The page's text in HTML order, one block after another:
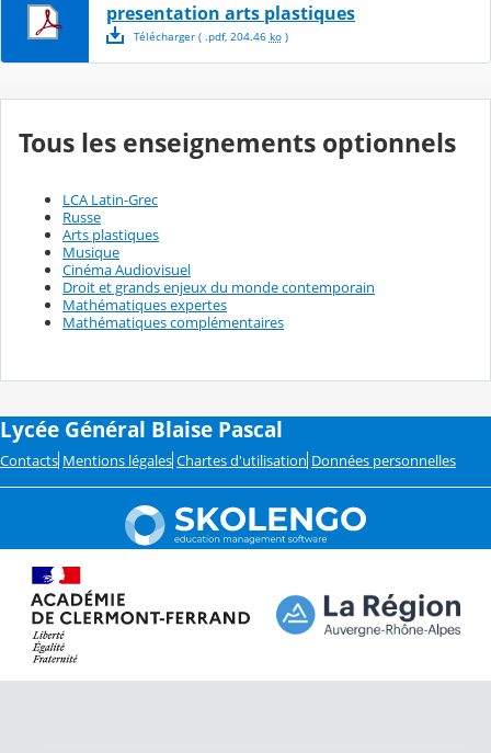
presentation arts plastiques
Télécharger( .pdf, 204.46 ko)
Tous les enseignements optionnels
LCA Latin-Grec
Russe
Arts plastiques
Musique
Cinéma Audiovisuel
Droit et grands enjeux du monde contemporain
Mathématiques expertes
Mathématiques complémentaires
Lycée Général Blaise Pascal
Contacts Mentions légales Chartes d'utilisation Données personnelles